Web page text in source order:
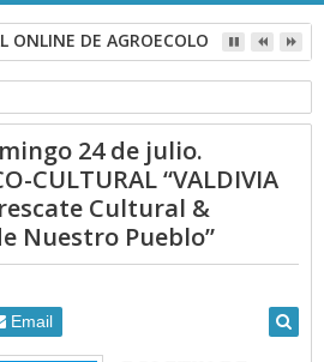
ONLINE DE AGROECOLOGÍA
JORNADA ECO-CULTURAL
Cultural & Ambiental de Nuestro
24 de julio.
CULTURAL “VALDIVIA
Cultural &
Nuestro Pueblo”
Email